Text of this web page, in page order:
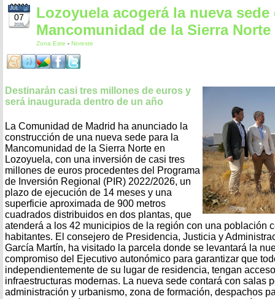
07
JUL
2026
Lozoyuela acogerá la nueva sede
Mancomunidad de la Sierra Norte
Zona Este - Noreste
Destinarán casi tres millones de euros y
será inaugurada dentro de un año
La Comunidad de Madrid ha anunciado la
construcción de una nueva sede para la
Mancomunidad de la Sierra Norte en
Lozoyuela, con una inversión de casi tres
millones de euros procedentes del Programa
de Inversión Regional (PIR) 2022/2026, un
plazo de ejecución de 14 meses y una
superficie aproximada de 900 metros
cuadrados distribuidos en dos plantas, que
atenderá a los 42 municipios de la región con una población
habitantes. El consejero de Presidencia, Justicia y
García Martín, ha visitado la parcela donde se levantará la
compromiso del Ejecutivo autonómico para garantizar que
independientemente de su lugar de residencia, tengan
infraestructuras modernas. La nueva sede contará con salas
administración y urbanismo, zona de formación, despachos